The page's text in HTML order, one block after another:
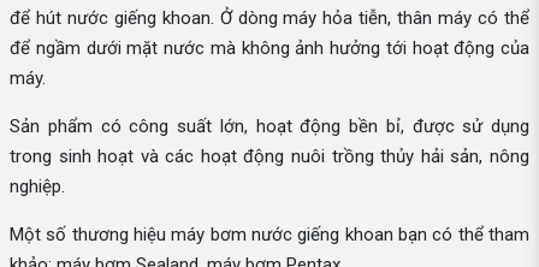
để hút nước giếng khoan. Ở dòng máy hỏa tiễn, thân máy có thể
để ngầm dưới mặt nước mà không ảnh hưởng tới hoạt động của
máy.
Sản phẩm có công suất lớn, hoạt động bền bỉ, được sử dụng
trong sinh hoạt và các hoạt động nuôi trồng thủy hải sản, nông
nghiệp.
Một số thương hiệu máy bơm nước giếng khoan bạn có thể tham